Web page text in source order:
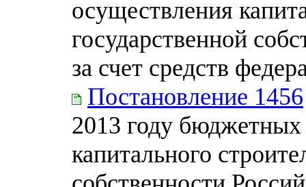
осуществления
государственной
за счет средств
Постановление 1456
2013 году
капитального